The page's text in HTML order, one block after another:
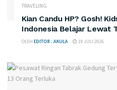
TRAVELING
Kian Candu HP? Gosh!
Indonesia Belajar Lewat
OLEH EDITOR : AKULA 19 JULI 2026